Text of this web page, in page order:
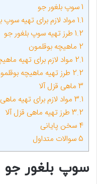
1سوپ بلغور جو
1.1 مواد لازم برای تهیه سوپ
1.2 طرز تهیه سوپ بلغور جو
2 ماهیچه بوقلمون
2.1 مواد لازم برای تهیه
2.2 طرز تهیه ماهیچه
3 ماهی قزل آلا
3.1 مواد لازم برای تهیه
3.2 طرز تهیه ماهی قزل آلا
4 سخن پایانی
5سوالات متداول
سوپ بلغور جو